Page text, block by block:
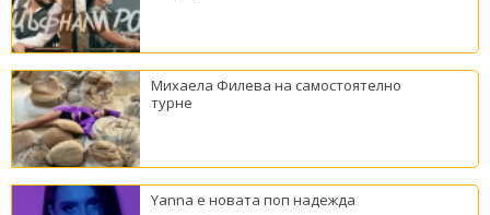
Михаела Филева на самостоятелно
турне
Yanna е новата поп надежда